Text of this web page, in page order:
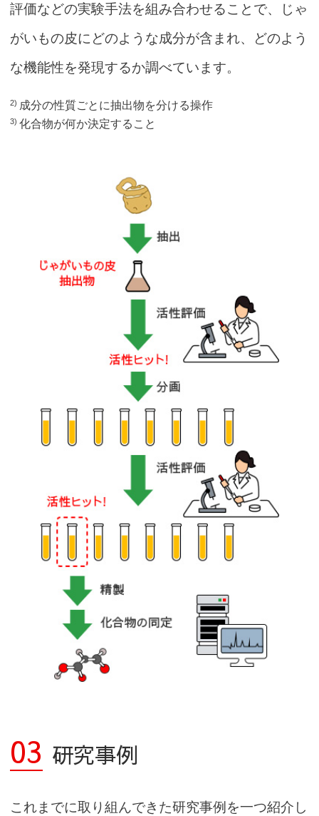
評価などの実験手法を組み合わせることで、じゃ
がいもの皮にどのような成分が含まれ、どのよう
な機能性を発現するか調べています。
2) 成分の性質ごとに抽出物を分ける操作
3) 化合物が何か決定すること
03 研究事例
これまでに取り組んできた研究事例を一つ紹介し